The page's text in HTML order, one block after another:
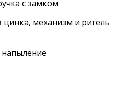
с замком
цинка, механизм и ригель